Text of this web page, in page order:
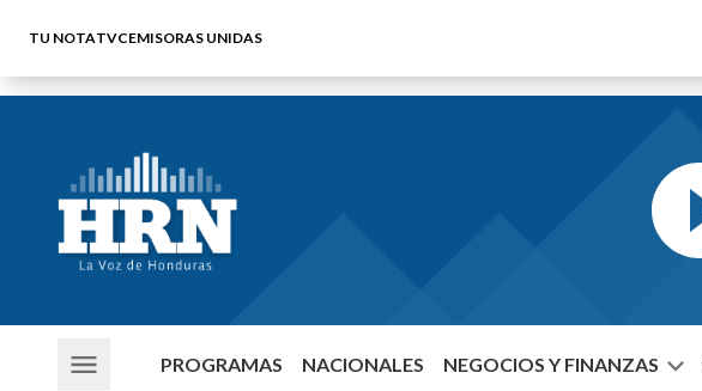
TU NOTATVCEMISORAS UNIDAS
PROGRAMAS NACIONALES NEGOCIOS Y FINANZAS